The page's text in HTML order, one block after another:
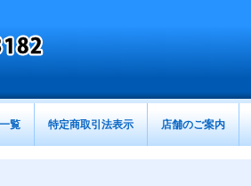
覧 特定商取引法表示 店舗のご案内